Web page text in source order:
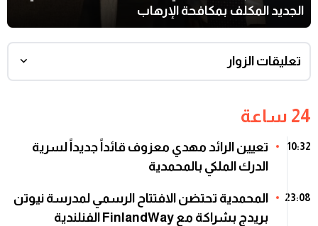
الجديد المكلف بمكافحة الإرهاب
تعليقات الزوار
24 ساعة
10:32
تعيين الرائد مهدي معزوف قائداً جديداً لسرية
الدرك الملكي بالمحمدية
23:08
المحمدية تحتضن الافتتاح الرسمي لمدرسة نيوتن
بريدج بشراكة مع FinlandWay الفنلندية